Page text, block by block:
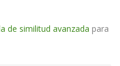
de similitud avanzada para